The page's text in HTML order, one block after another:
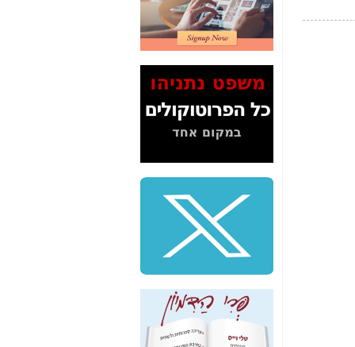
2" על תעלולי השר
משה כחלון -כאן
המשך חשיפת הבלוף
ששמו "מהפיכת
הסלולר" ואיך מסרסים
כאן
סיכום ביקור בסיליקון
באותם תחומים -כאן
שלמה פילבר (עד
לאחרונה מנכ"ל משרד
התקשורת) - עד
מדינה? הצחקתם
"יש אפליה בחקירה"?
חשיפה: למה השר
משה כחלון לא נחקר
עד היום? -